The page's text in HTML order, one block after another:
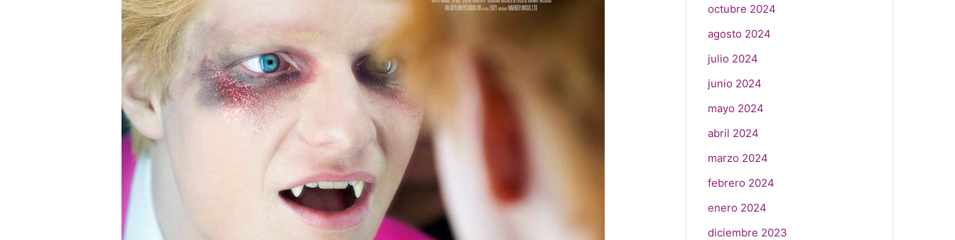
octubre 2024
agosto 2024
julio 2024
junio 2024
mayo 2024
abril 2024
marzo 2024
febrero 2024
enero 2024
diciembre 2023